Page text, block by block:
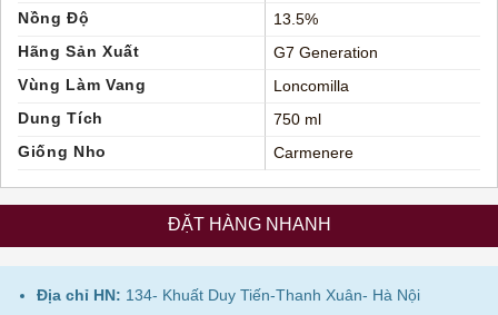
Nồng Độ
13.5%
Hãng Sản Xuất
G7 Generation
Vùng Làm Vang
Loncomilla
Dung Tích
750 ml
Giống Nho
Carmenere
ĐẶT HÀNG NHANH
Địa chỉ HN: 134- Khuất Duy Tiến-Thanh Xuân- Hà Nội